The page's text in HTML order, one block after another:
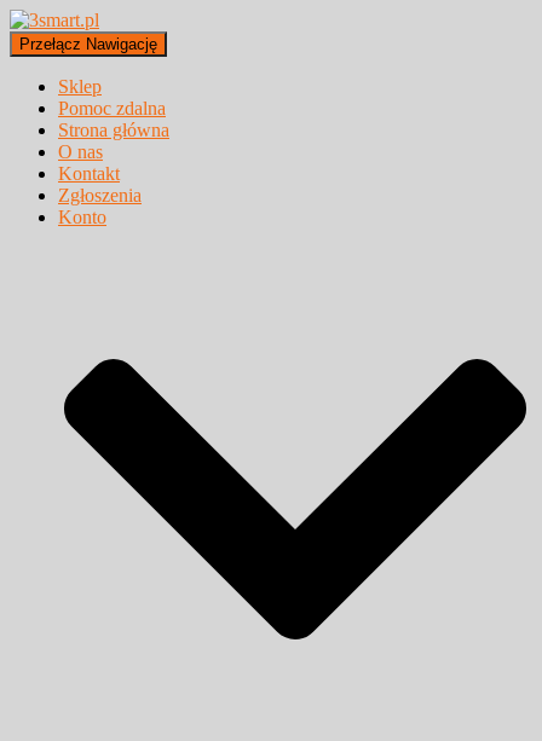
Przełącz Nawigację
Sklep
Pomoc zdalna
Strona główna
O nas
Kontakt
Zgłoszenia
Konto